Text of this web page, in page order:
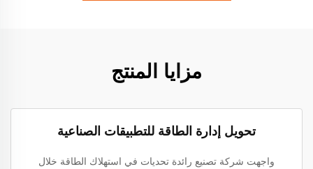
مزايا المنتج
تحويل إدارة الطاقة للتطبيقات الصناعية
واجهت شركة تصنيع رائدة تحديات في استهلاك الطاقة خلال